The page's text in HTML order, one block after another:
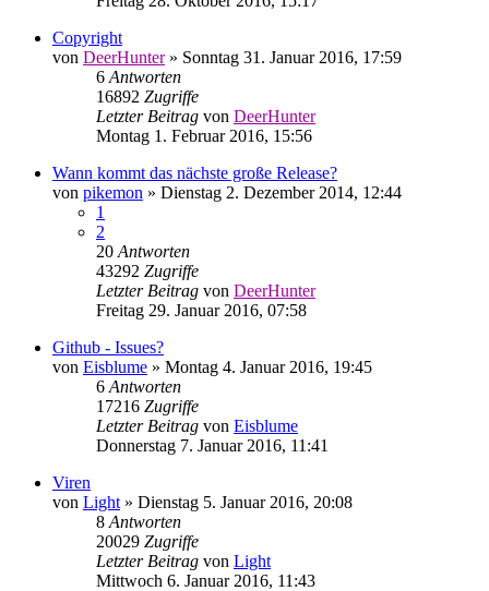
Copyright
von DeerHunter» Sonntag 31. Januar 2016, 17:59
6 Antworten
16892 Zugriffe
Letzter Beitrag von DeerHunter
Montag 1. Februar 2016, 15:56
Wann kommt das nächste große Release?
von pikemon » Dienstag 2. Dezember 2014, 12:44
1
2
20 Antworten
43292 Zugriffe
Letzter Beitrag von DeerHunter
Freitag 29. Januar 2016, 07:58
Github - Issues?
von Eisblume » Montag 4. Januar 2016, 19:45
6 Antworten
17216 Zugriffe
Letzter Beitrag von Eisblume
Donnerstag 7. Januar 2016, 11:41
Viren
von Light » Dienstag 5. Januar 2016, 20:08
8 Antworten
20029 Zugriffe
Letzter Beitrag von Light
Mittwoch 6. Januar 2016, 11:43